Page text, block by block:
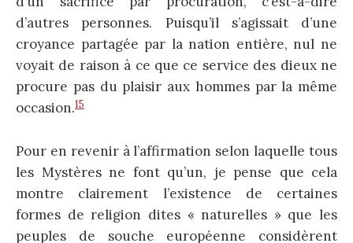
d’autres personnes. Puisqu’il s’agissait d’une
croyance partagée par la nation entière, nul ne
voyait de raison à ce que ce service des dieux ne
procure pas du plaisir aux hommes par la même
occasion.15
Pour en revenir à l’affirmation selon laquelle tous
les Mystères ne font qu’un, je pense que cela
montre clairement l’existence de certaines
formes de religion dites « naturelles » que les
peuples de souche européenne considèrent